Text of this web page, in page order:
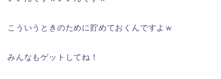
こういうときのために貯めておくんですよｗ
みんなもゲットしてね！